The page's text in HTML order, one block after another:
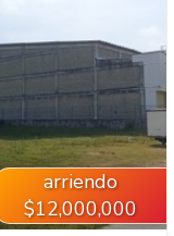
arriendo
$12,000,000